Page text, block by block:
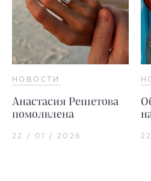
НОВОСТИ
Анастасия Решетова
помолвлена
22 / 01 / 2026